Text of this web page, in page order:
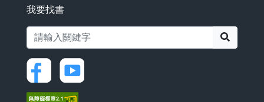
我要找書